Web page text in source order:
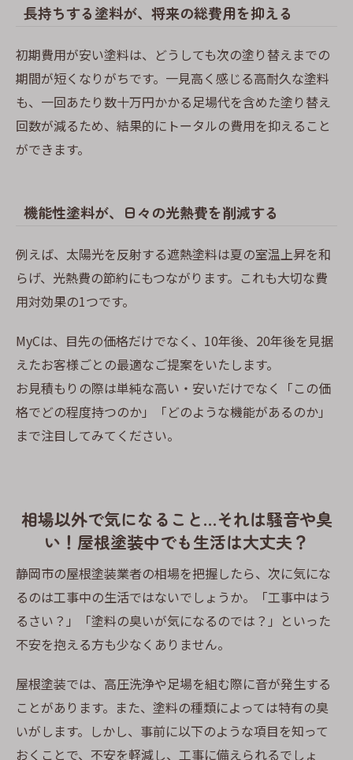
長持ちする塗料が、将来の総費用を抑える
初期費用が安い塗料は、どうしても次の塗り替えまでの
期間が短くなりがちです。一見高く感じる高耐久な塗料
も、一回あたり数十万円かかる足場代を含めた塗り替え
回数が減るため、結果的にトータルの費用を抑えること
ができます。
機能性塗料が、日々の光熱費を削減する
例えば、太陽光を反射する遮熱塗料は夏の室温上昇を和
らげ、光熱費の節約にもつながります。これも大切な費
用対効果の1つです。
MyCは、目先の価格だけでなく、10年後、20年後を見据
えたお客様ごとの最適なご提案をいたします。
お見積もりの際は単純な高い・安いだけでなく「この価
格でどの程度持つのか」「どのような機能があるのか」
まで注目してみてください。
相場以外で気になること…それは騒音や臭
い！屋根塗装中でも生活は大丈夫？
静岡市の屋根塗装業者の相場を把握したら、次に気にな
るのは工事中の生活ではないでしょうか。「工事中はう
るさい？」「塗料の臭いが気になるのでは？」といった
不安を抱える方も少なくありません。
屋根塗装では、高圧洗浄や足場を組む際に音が発生する
ことがあります。また、塗料の種類によっては特有の臭
いがします。しかし、事前に以下のような項目を知って
おくことで、不安を軽減し、工事に備えられるでしょ